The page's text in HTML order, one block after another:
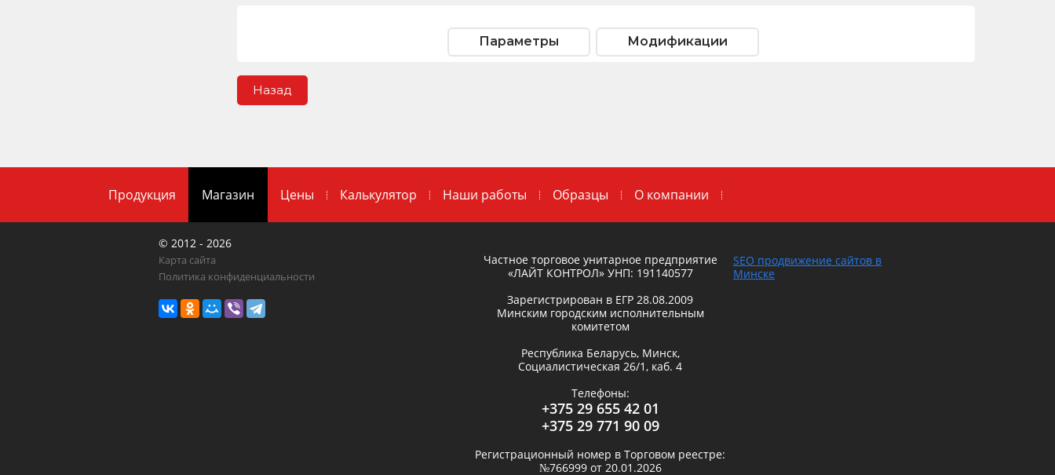
Параметры Модификации
Назад
Продукция Магазин Цены Калькулятор Наши работы Образцы О компании
© 2012 - 2026
Карта сайта
Политика конфиденциальности
Частное торговое унитарное предприятие
«ЛАЙТ КОНТРОЛ» УНП: 191140577
Зарегистрирован в ЕГР 28.08.2009
Минским городским исполнительным
комитетом
Республика Беларусь,Минск,
Социалистическая 26/1, каб. 4
Телефоны:
+375 29 655 42 01
+375 29 771 90 09
Регистрационный номер в Торговом реестре:
№766999 от 20.01.2026
SEO продвижение сайтов в
Минске